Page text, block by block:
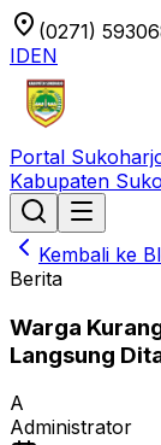
location_on (0271)
IDEN
Portal
Kabupaten
Kembali ke
Berita
Warga
Langsung
A
Administrator